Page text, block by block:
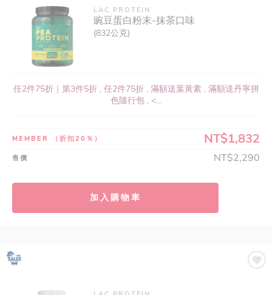
LAC PROTEIN
豌豆蛋白粉末-抹茶口味
(832公克)
任2件75折｜第3件5折 , 任2件75折 , 滿額送葉黃素 , 滿額送丹寧拼
色隨行包 , <...
MEMBER （折扣20％） NT$1,832
售價 NT$2,290
加入購物車